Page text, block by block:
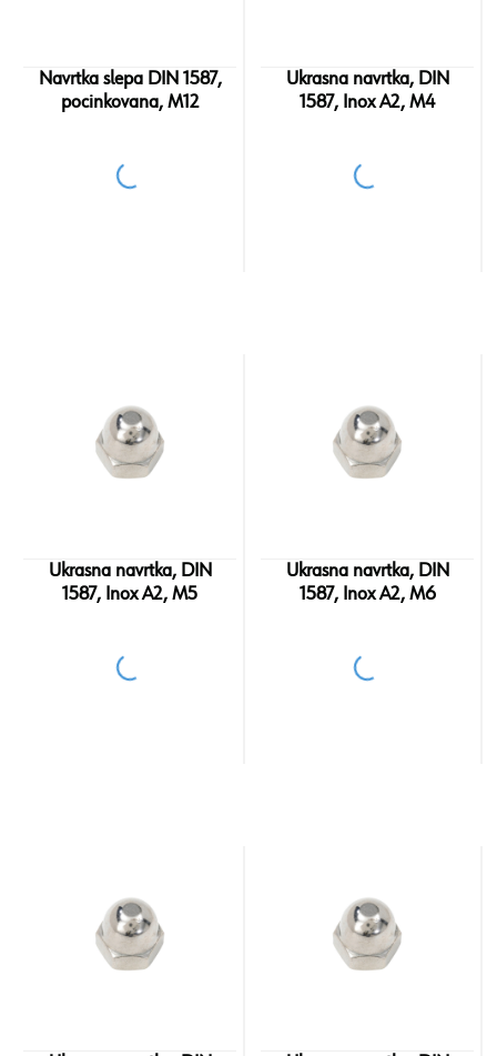
Navrtka slepa DIN 1587,
pocinkovana, M12
Ukrasna navrtka, DIN
1587, Inox A2, M4
Ukrasna navrtka, DIN
1587, Inox A2, M5
Ukrasna navrtka, DIN
1587, Inox A2, M6